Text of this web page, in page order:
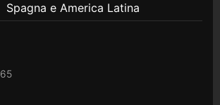
Spagna e America Latina